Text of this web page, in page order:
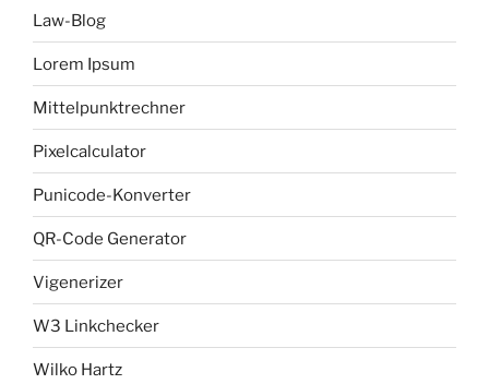
Law-Blog
Lorem Ipsum
Mittelpunktrechner
Pixelcalculator
Punicode-Konverter
QR-Code Generator
Vigenerizer
W3 Linkchecker
Wilko Hartz